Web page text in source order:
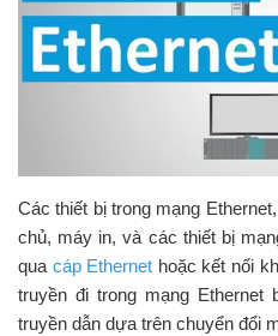
Các thiết bị trong mạng
chủ, máy in, và các thiết bị
qua cáp Ethernet hoặc kết nối
truyền đi trong mạng Ethernet
truyền dẫn dựa trên chuyển đổi